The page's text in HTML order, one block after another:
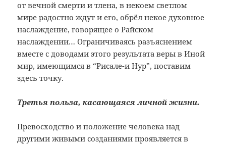
от вечной смерти и тлена, в некоем светлом
мире радостно ждут и его, обрёл некое духовное
наслаждение, говорящее о Райском
наслаждении… Ограничиваясь разъяснением
вместе с доводами этого результата веры в Иной
мир, имеющимся в “Рисале-и Нур”, поставим
здесь точку.
Третья польза, касающаяся личной жизни.
Превосходство и положение человека над
другими живыми созданиями проявляется в